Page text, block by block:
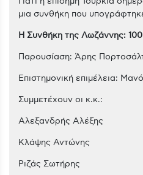
μια συνθήκη που
Η Συνθήκη της Λωζάννης:
Παρουσίαση: Άρης
Επιστημονική επιμέλεια:
Συμμετέχουν οι κ.κ.:
Αλεξανδρής Αλέξης
Κλάψης Αντώνης
Ριζάς Σωτήρης